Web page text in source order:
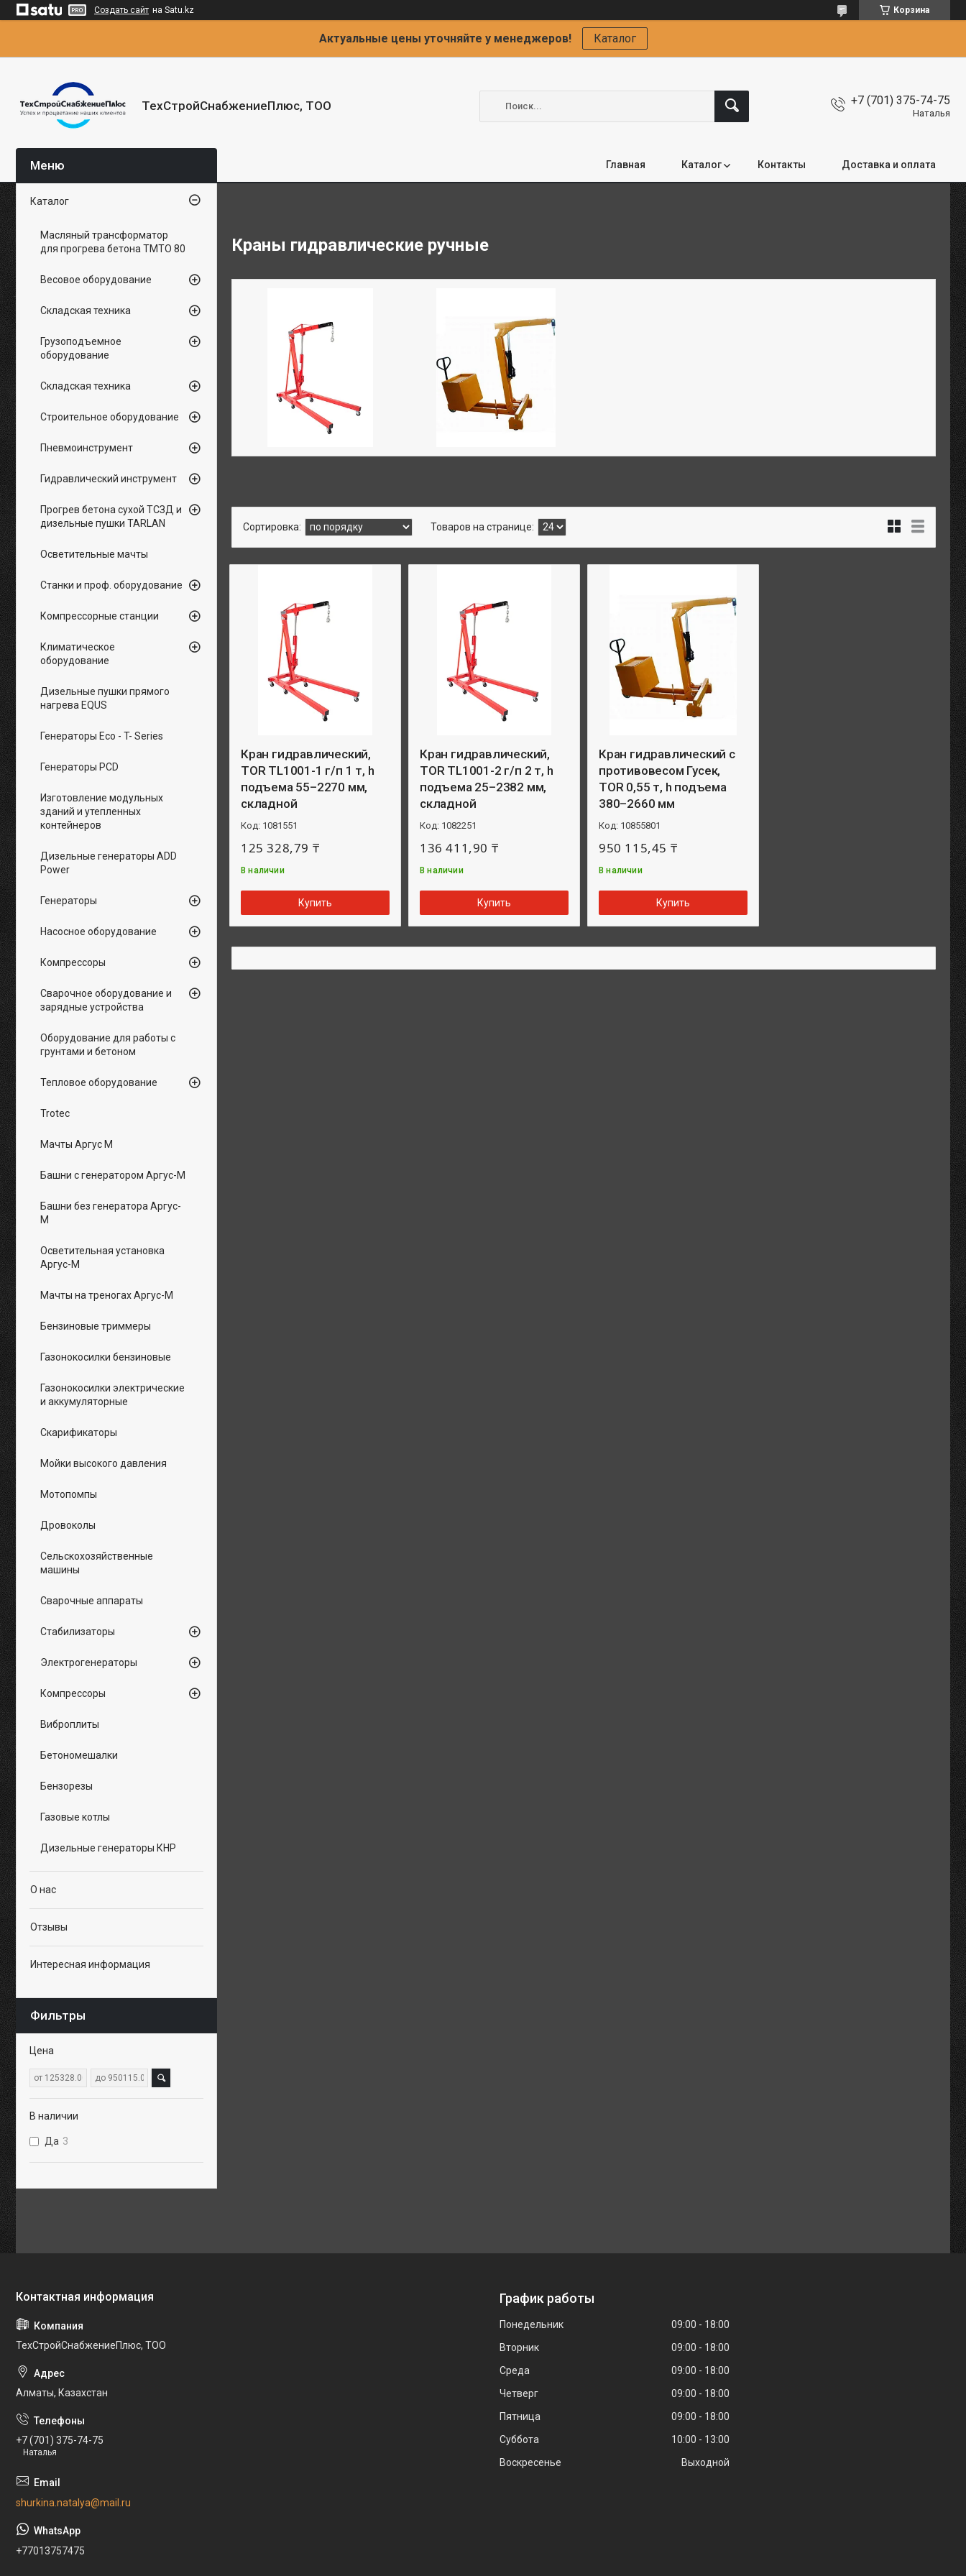
Создать сайт на Satu.kz Корзина
Актуальные цены уточняйте у менеджеров! Каталог
ТехСтройСнабжениеПлюс, ТОО +7 (701) 375-74-75
Наталья
Главная Каталог Контакты Доставка и оплата
Краны гидравлические ручные
Кран гидравлический,
TOR TL1001-1 г/п 1 т, h
подъема 55–2270 мм,
складной
1081551
125 328,79 ₸
В наличии
Купить
Кран гидравлический,
TOR TL1001-2 г/п 2 т, h
подъема 25–2382 мм,
складной
1082251
136 411,90 ₸
В наличии
Купить
Кран гидравлический c
противовесом Гусек,
TOR 0,55 т, h подъема
380–2660 мм
10855801
950 115,45 ₸
В наличии
Купить
Каталог
Масляный трансформатор
для прогрева бетона ТМТО 80
Весовое оборудование
Складская техника
Грузоподъемное
оборудование
Складская техника
Строительное оборудование
Пневмоинструмент
Гидравлический инструмент
Прогрев бетона сухой ТСЗД и
дизельные пушки TARLAN
Осветительные мачты
Станки и проф. оборудование
Компрессорные станции
Климатическое
оборудование
Дизельные пушки прямого
нагрева EQUS
Генераторы Eco - T- Series
Генераторы PCD
Изготовление модульных
зданий и утепленных
контейнеров
Дизельные генераторы ADD
Power
Генераторы
Насосное оборудование
Компрессоры
Сварочное оборудование и
зарядные устройства
Оборудование для работы с
грунтами и бетоном
Тепловое оборудование
Trotec
Мачты Аргус М
Башни с генератором Аргус-М
Башни без генератора Аргус-
М
Осветительная установка
Аргус-М
Мачты на треногах Аргус-М
Бензиновые триммеры
Газонокосилки бензиновые
Газонокосилки электрические
и аккумуляторные
Скарификаторы
Мойки высокого давления
Мотопомпы
Дровоколы
Сельскохозяйственные
машины
Сварочные аппараты
Стабилизаторы
Электрогенераторы
Компрессоры
Виброплиты
Бетономешалки
Бензорезы
Газовые котлы
Дизельные генераторы КНР
О нас
Отзывы
Интересная информация
Фильтры
Цена
В наличии
Да 3
ТехСтройСнабжениеПлюс, ТОО
Алматы, Казахстан
+7 (701) 375-74-75
Наталья
shurkina.natalya@mail.ru
+77013757475
График работы
Понедельник 09:00
18:00
Вторник
09:00
18:00
Среда
09:00
18:00
Четверг
09:00
18:00
Пятница
09:00
18:00
Суббота
10:00
13:00
Воскресенье
Выходной